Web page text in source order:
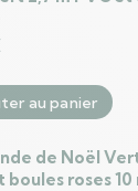
au panier
de Noël
boules roses 10